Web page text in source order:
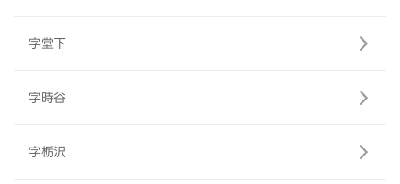
字堂下
字時谷
字栃沢